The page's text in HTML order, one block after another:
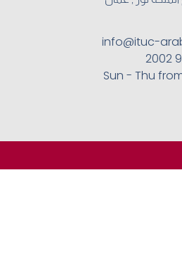
info@ituc-
Sun - Thu